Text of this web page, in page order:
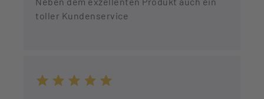
toller Kundenservice